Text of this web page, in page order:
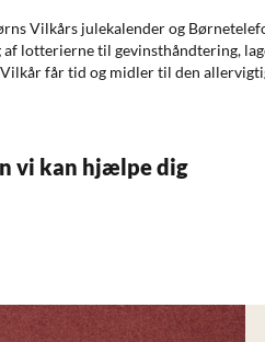
Vilkårs julekalender og
lotterierne til gevinsthåndtering,
får tid og midler til den
vi kan hjælpe dig